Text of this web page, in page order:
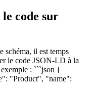
code sur
schéma, il est temps
le code JSON-LD à la
: ```json {
"Product", "name":